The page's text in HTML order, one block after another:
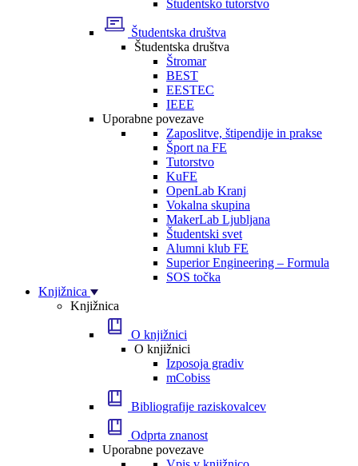
Študentsko tutorstvo
Študentska društva
Študentska društva
Štromar
BEST
EESTEC
IEEE
Uporabne povezave
Zaposlitve, štipendije in prakse
Šport na FE
Tutorstvo
KuFE
OpenLab Kranj
Vokalna skupina
MakerLab Ljubljana
Študentski svet
Alumni klub FE
Superior Engineering – Formula
SOS točka
Knjižnica
Knjižnica
O knjižnici
O knjižnici
Izposoja gradiv
mCobiss
Bibliografije raziskovalcev
Odprta znanost
Uporabne povezave